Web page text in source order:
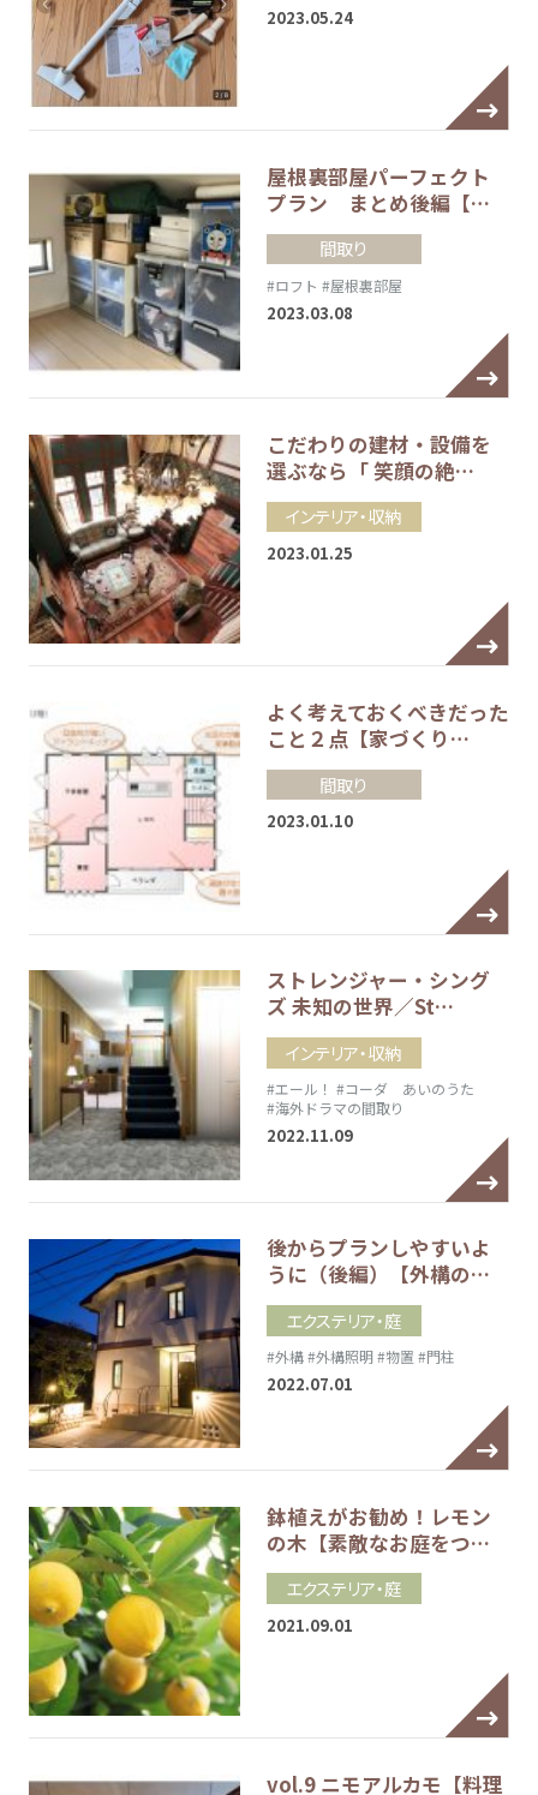
2023.05.24
屋根裏部屋パーフェクト
プラン まとめ後編【…
間取り
#ロフト #屋根裏部屋
2023.03.08
こだわりの建材・設備を
選ぶなら「 笑顔の絶…
インテリア・収納
2023.01.25
よく考えておくべきだった
こと２点【家づくり…
間取り
2023.01.10
ストレンジャー・シング
ズ 未知の世界／St…
インテリア・収納
#エール！ #コーダ あいのうた
#海外ドラマの間取り
2022.11.09
後からプランしやすいよ
うに（後編）【外構の…
エクステリア・庭
#外構#外構照明 #物置 #門柱
2022.07.01
鉢植えがお勧め！レモン
の木【素敵なお庭をつ…
エクステリア・庭
2021.09.01
vol.9 ニモアルカモ【料理